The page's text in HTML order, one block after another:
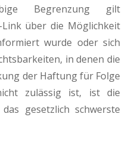
Begrenzung gilt
über die Möglichkeit
wurde oder sich
in denen die
der Haftung für Folge
zulässig ist, ist die
gesetzlich schwerste